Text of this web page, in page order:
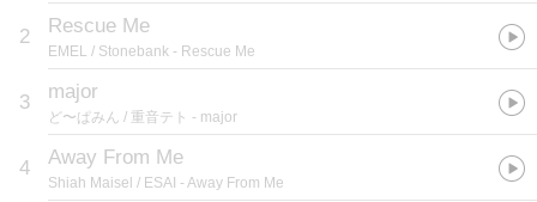
2 Rescue Me
EMEL / Stonebank - Rescue Me
3 major
ど〜ぱみん / 重音テト - major
4 Away From Me
Shiah Maisel / ESAI - Away From Me